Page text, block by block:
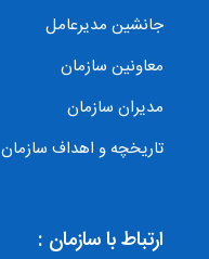
جانشین مدیرعامل
معاونین سازمان
مدیران سازمان
تاریخچه و اهداف سازمان
ارتباط با سازمان :